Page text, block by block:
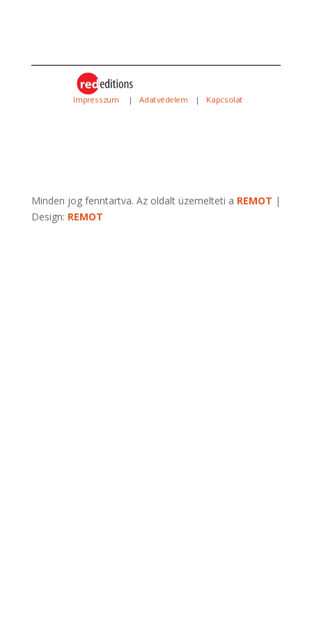
Impresszum | Adatvédelem | Kapcsolat
Minden jog fenntartva. Az oldalt üzemelteti a REMOT |
Design: REMOT